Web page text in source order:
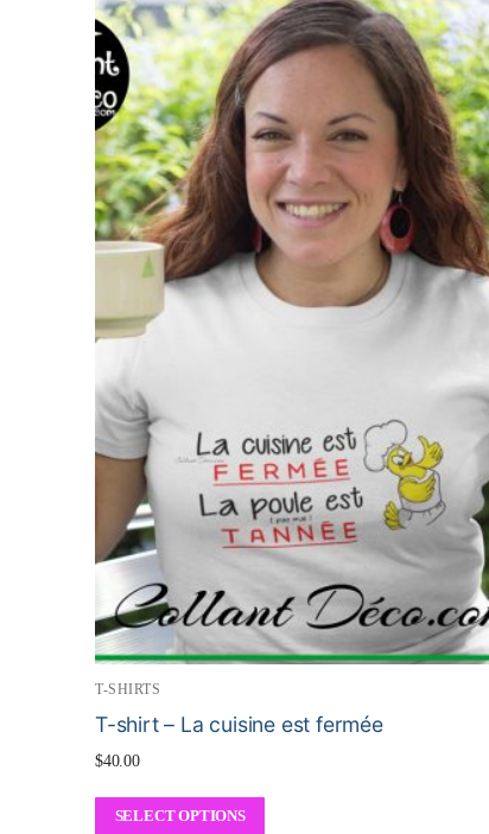
T-SHIRTS
T-shirt – La cuisine est fermée
$40.00
SELECT OPTIONS